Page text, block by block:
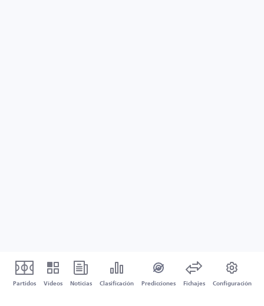
Partidos Vídeos Noticias Clasificación Predicciones Fichajes Configuración